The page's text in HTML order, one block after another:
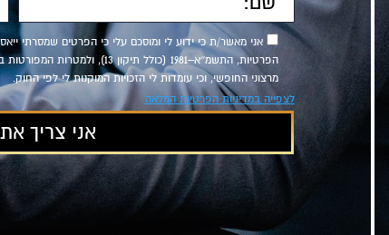
אני מאשר/ת כי ידוע לי ומוסכם עלי כי הפרטים שמסרתי
הפרטיות, התשמ״א–1981 (כולל
מרצוני החופשי, וכי עומדות לי הזכויות המוקנות לי לפי החוק.
לצפייה במדיניות הפרטיות המלאה